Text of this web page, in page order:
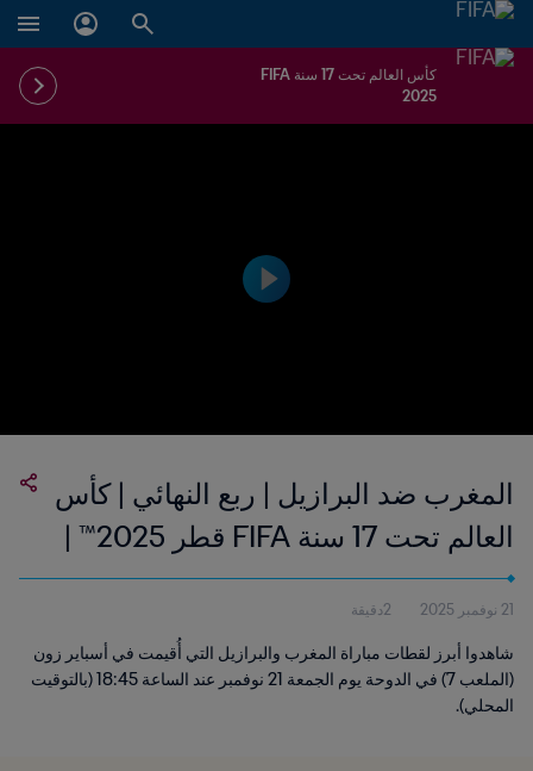
كأس العالم تحت 17 سنة FIFA
2025
المغرب ضد البرازيل | ربع النهائي | كأس
العالم تحت 17 سنة FIFA قطر 2025™ |
أبرز اللقطات
21 نوفمبر 2025 2دقيقة
شاهدوا أبرز لقطات مباراة المغرب والبرازيل التي أُقيمت في أسباير زون
(الملعب 7) في الدوحة يوم الجمعة 21 نوفمبر عند الساعة 18:45 (بالتوقيت
المحلي).